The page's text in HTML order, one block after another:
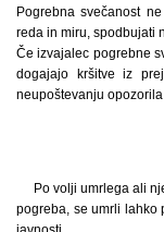
Pogrebna svečanost
reda in miru, spodbujati
Če izvajalec pogrebne
dogajajo kršitve iz
neupoštevanju
Po volji umrlega ali
pogreba, se umrli lahko